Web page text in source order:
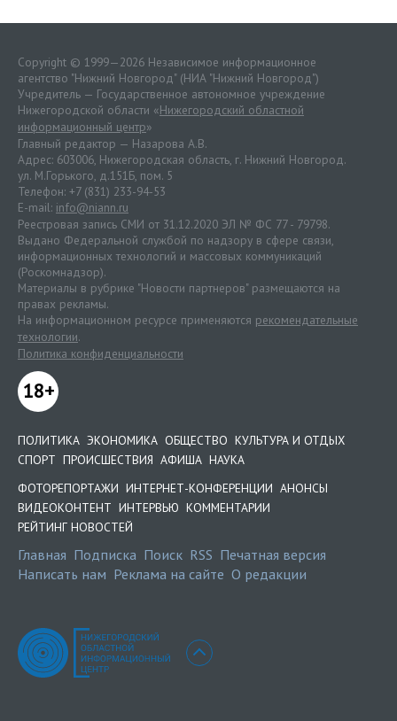
Copyright © 1999—2026 Независимое информационное
агентство "Нижний Новгород" (НИА "Нижний Новгород")
Учредитель — Государственное автономное учреждение
Нижегородской области «Нижегородский областной
информационный центр»
Главный редактор — Назарова А.В.
Адрес: 603006, Нижегородская область, г. Нижний Новгород.
ул. М.Горького, д.151Б, пом. 5
Телефон: +7 (831) 233-94-53
E-mail: info@niann.ru
Реестровая запись СМИ от 31.12.2020 ЭЛ № ФС 77 - 79798.
Выдано Федеральной службой по надзору в сфере связи,
информационных технологий и массовых коммуникаций
(Роскомнадзор).
Материалы в рубрике "Новости партнеров" размещаются на
правах рекламы.
На информационном ресурсе применяются рекомендательные
технологии.
Политика конфиденциальности
18+
ПОЛИТИКА ЭКОНОМИКА ОБЩЕСТВО КУЛЬТУРА И ОТДЫХ
СПОРТ ПРОИСШЕСТВИЯ АФИША НАУКА
ФОТОРЕПОРТАЖИ ИНТЕРНЕТ-КОНФЕРЕНЦИИ АНОНСЫ
ВИДЕОКОНТЕНТ ИНТЕРВЬЮ КОММЕНТАРИИ
РЕЙТИНГ НОВОСТЕЙ
Главная Подписка Поиск RSS Печатная версия
Написать нам Реклама на сайте О редакции